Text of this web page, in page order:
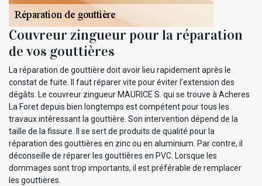
Couvreur zingueur pour la réparation
de vos gouttières
La réparation de gouttière doit avoir lieu rapidement après le
constat de fuite. Il faut réparer vite pour éviter l’extension des
dégâts. Le couvreur zingueur MAURICE S. qui se trouve à Acheres
La Foret depuis bien longtemps est compétent pour tous les
travaux intéressant la gouttière. Son intervention dépend de la
taille de la fissure. Il se sert de produits de qualité pour la
réparation des gouttières en zinc ou en aluminium. Par contre, il
déconseille de réparer les gouttières en PVC. Lorsque les
dommages sont trop importants, il est préférable de remplacer
les gouttières.